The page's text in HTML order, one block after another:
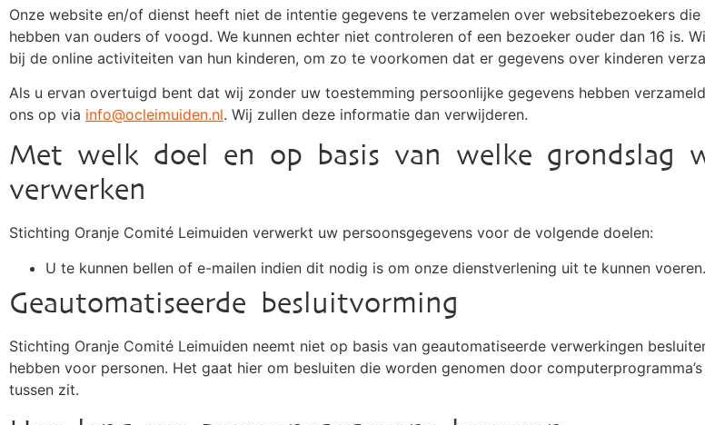
Onze website en/of dienst heeft niet de intentie gegevens te verzamelen over websitebezoekers
hebben van ouders of voogd. We kunnen echter niet controleren of een bezoeker ouder dan 16 is.
bij de online activiteiten van hun kinderen, om zo te voorkomen dat er gegevens over kinderen
Als u ervan overtuigd bent dat wij zonder uw toestemming persoonlijke gegevens hebben
ons op via info@ocleimuiden.nl. Wij zullen deze informatie dan verwijderen.
Met welk doel en op basis van welke grondslag
verwerken
Stichting Oranje Comité Leimuiden verwerkt uw persoonsgegevens voor de volgende doelen:
U te kunnen bellen of e-mailen indien dit nodig is om onze dienstverlening uit te kunnen voeren.
Geautomatiseerde besluitvorming
Stichting Oranje Comité Leimuiden neemt niet op basis van geautomatiseerde verwerkingen
hebben voor personen. Het gaat hier om besluiten die worden genomen door
tussen zit.